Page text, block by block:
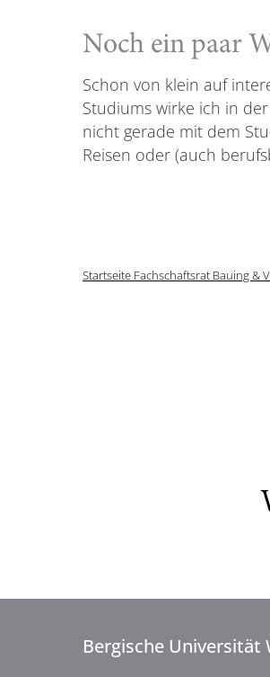
Noch ein paar
Schon von klein auf
Studiums wirke ich in
nicht gerade mit dem
Reisen oder (auch
Startseite Fachschaftsrat Bauing &
Bergische Universität